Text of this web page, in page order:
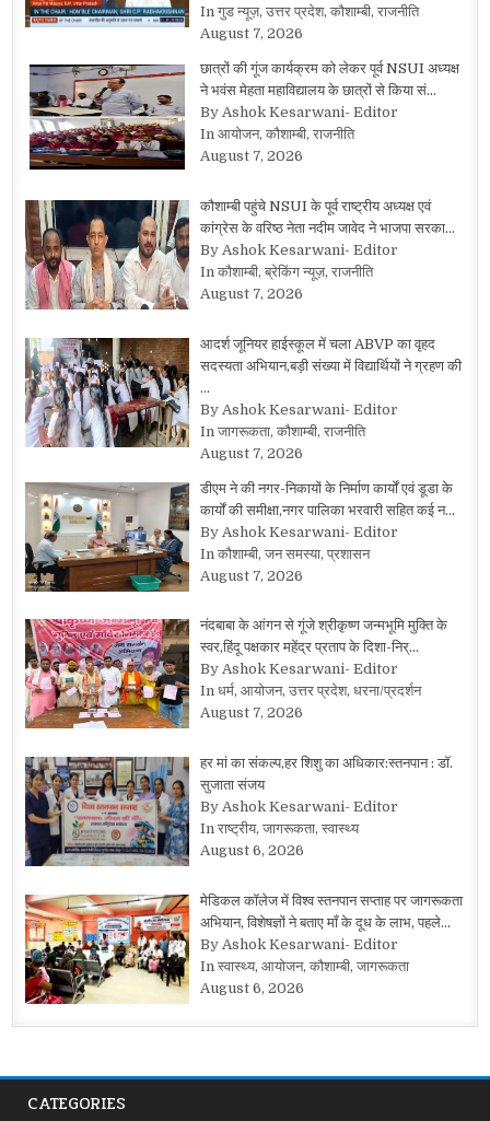
In गुड न्यूज़, उत्तर प्रदेश, कौशाम्बी, राजनीति
August 7, 2026
छात्रों की गूंज कार्यक्रम को लेकर पूर्व NSUI अध्यक्ष
ने भवंस मेहता महाविद्यालय के छात्रों से किया सं…
By Ashok Kesarwani- Editor
In आयोजन, कौशाम्बी, राजनीति
August 7, 2026
कौशाम्बी पहुंचे NSUI के पूर्व राष्ट्रीय अध्यक्ष एवं
कांग्रेस के वरिष्ठ नेता नदीम जावेद ने भाजपा सरका…
By Ashok Kesarwani- Editor
In कौशाम्बी, ब्रेकिंग न्यूज़, राजनीति
August 7, 2026
आदर्श जूनियर हाईस्कूल में चला ABVP का वृहद
सदस्यता अभियान,बड़ी संख्या में विद्यार्थियों ने ग्रहण की
…
By Ashok Kesarwani- Editor
In जागरूकता, कौशाम्बी, राजनीति
August 7, 2026
डीएम ने की नगर-निकायों के निर्माण कार्यों एवं डूडा के
कार्यों की समीक्षा,नगर पालिका भरवारी सहित कई न…
By Ashok Kesarwani- Editor
In कौशाम्बी, जन समस्या, प्रशासन
August 7, 2026
नंदबाबा के आंगन से गूंजे श्रीकृष्ण जन्मभूमि मुक्ति के
स्वर,हिंदू पक्षकार महेंद्र प्रताप के दिशा-निर्…
By Ashok Kesarwani- Editor
In धर्म, आयोजन, उत्तर प्रदेश, धरना/प्रदर्शन
August 7, 2026
हर मां का संकल्प,हर शिशु का अधिकार:स्तनपान : डॉ.
सुजाता संजय
By Ashok Kesarwani- Editor
In राष्ट्रीय, जागरूकता, स्वास्थ्य
August 6, 2026
मेडिकल कॉलेज में विश्व स्तनपान सप्ताह पर जागरूकता
अभियान, विशेषज्ञों ने बताए माँ के दूध के लाभ, पहले…
By Ashok Kesarwani- Editor
In स्वास्थ्य, आयोजन, कौशाम्बी, जागरूकता
August 6, 2026
CATEGORIES